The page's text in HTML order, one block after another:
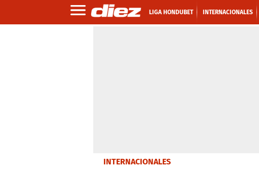
LIGA HONDUBET INTERNACIONALES
INTERNACIONALES